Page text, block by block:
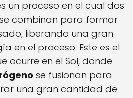
un proceso en el cual dos
combinan para formar
liberando una gran
en el proceso. Este es el
ocurre en el Sol, donde
se fusionan para
una gran cantidad de